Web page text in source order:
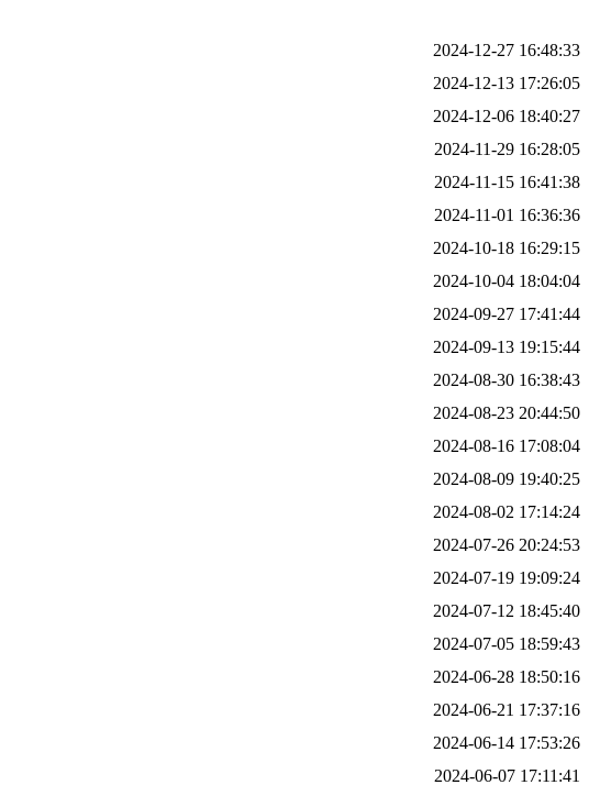
2024-12-27 16:48:33
2024-12-13 17:26:05
2024-12-06 18:40:27
2024-11-29 16:28:05
2024-11-15 16:41:38
2024-11-01 16:36:36
2024-10-18 16:29:15
2024-10-04 18:04:04
2024-09-27 17:41:44
2024-09-13 19:15:44
2024-08-30 16:38:43
2024-08-23 20:44:50
2024-08-16 17:08:04
2024-08-09 19:40:25
2024-08-02 17:14:24
2024-07-26 20:24:53
2024-07-19 19:09:24
2024-07-12 18:45:40
2024-07-05 18:59:43
2024-06-28 18:50:16
2024-06-21 17:37:16
2024-06-14 17:53:26
2024-06-07 17:11:41